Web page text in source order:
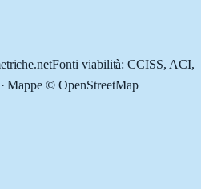
Fonti viabilità: CCISS, ACI,
Mappe © OpenStreetMap